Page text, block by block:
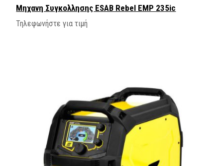
Μηχανη Συγκολλησης ΕSAB Rebel EMP 235ic
Τηλεφωνήστε για τιμή